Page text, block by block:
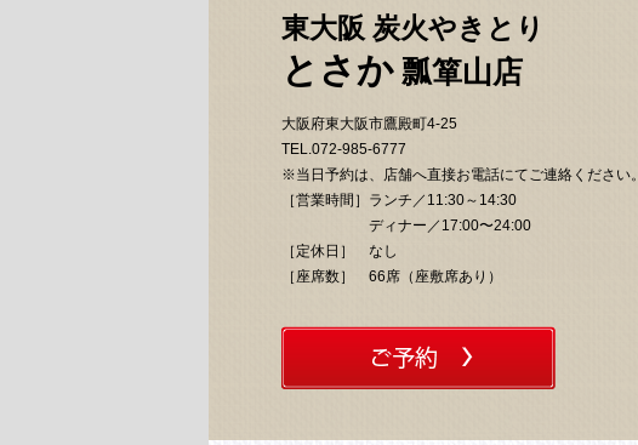
東大阪 炭火やきとり
とさか 瓢箪山店
大阪府東大阪市鷹殿町4-25
TEL.072-985-6777
※当日予約は、店舗へ直接お電話にてご連絡ください。
［営業時間］ ランチ／11:30～14:30
ディナー／17:00〜24:00
［定休日］
なし
［座席数］
66席（座敷席あり）